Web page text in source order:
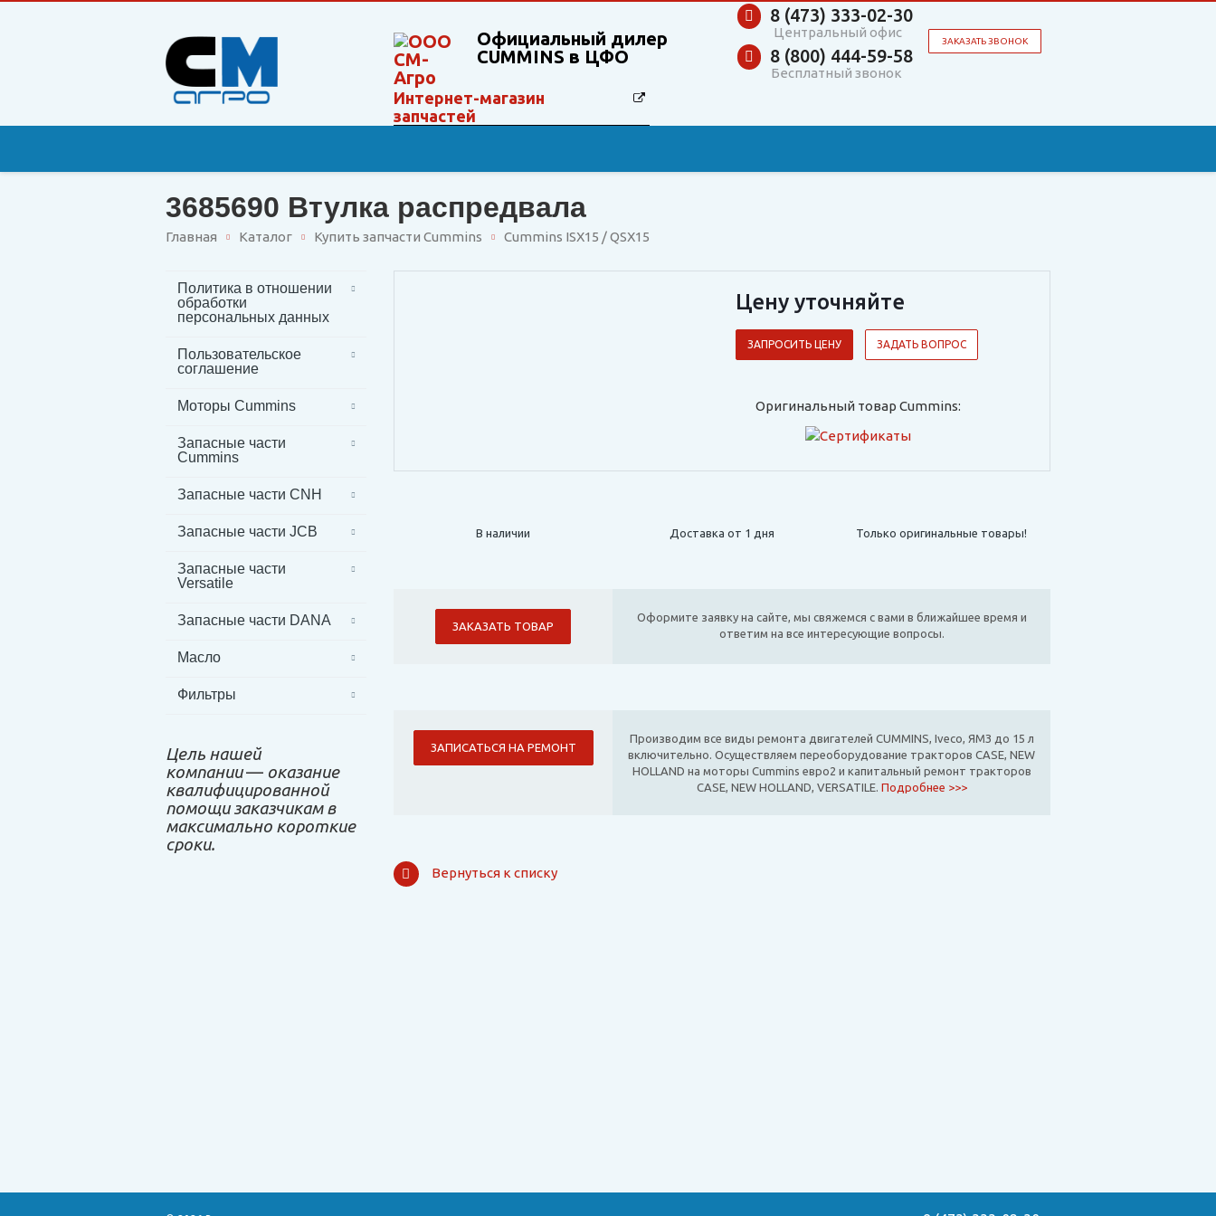
Официальный дилер
CUMMINS в ЦФО
Интернет-магазин
запчастей
ЗАКАЗАТЬ ЗВОНОК
8 (473) 333-02-30
Центральный офис
8 (800) 444-59-58
Бесплатный звонок
3685690 Втулка распредвала
Главная Каталог Купить запчасти Cummins Cummins ISX15 / QSX15
Политика в отношении
обработки
персональных данных
Пользовательское
соглашение
Моторы Cummins
Запасные части
Cummins
Запасные части CNH
Запасные части JCB
Запасные части
Versatile
Запасные части DANA
Масло
Фильтры
Цель нашей
компании— оказание
квалифицированной
помощи заказчикам в
максимально короткие
сроки.
Цену уточняйте
ЗАПРОСИТЬ ЦЕНУ ЗАДАТЬ ВОПРОС
Оригинальный товар Cummins:
В наличии Доставка от 1 дня Только оригинальные товары!
ЗАКАЗАТЬ ТОВАР
Оформите заявку на сайте, мы свяжемся с вами в ближайшее время и
ответим на все интересующие вопросы.
ЗАПИСАТЬСЯ НА РЕМОНТ
Производим все виды ремонта двигателей CUMMINS, Iveco, ЯМЗ до 15 л
включительно. Осуществляем переоборудование тракторов CASE, NEW
HOLLAND на моторы Cummins евро2 и капитальный ремонт тракторов
CASE, NEW HOLLAND, VERSATILE. Подробнее >>>
Вернуться к списку